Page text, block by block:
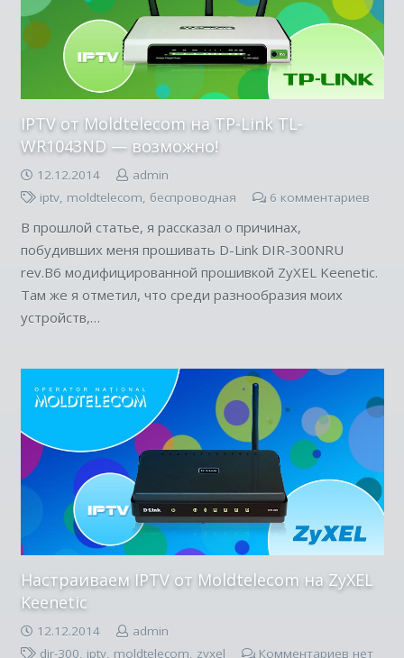
IPTV от Moldtelecom на TP-Link TL-
WR1043ND — возможно!
12.12.2014
admin
iptv, moldtelecom, беспроводная 6 комментариев
В прошлой статье, я рассказал о причинах,
побудивших меня прошивать D-Link DIR-300NRU
rev.B6 модифицированной прошивкой ZyXEL Keenetic.
Там же я отметил, что среди разнообразия моих
устройств,…
Настраиваем IPTV от Moldtelecom на ZyXEL
Keenetic
12.12.2014
admin
dir-300, iptv, moldtelecom, zyxel Комментариев нет